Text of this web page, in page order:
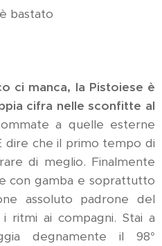
bastato
ci manca, la Pistoiese è
cifra nelle sconfitte al
a quelle esterne
dire che il primo tempo di
di meglio. Finalmente
con gamba e soprattutto
assoluto padrone del
ritmi ai compagni. Stai a
degnamente il 98°